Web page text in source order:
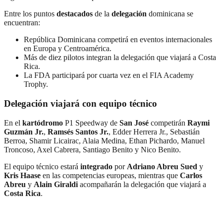
Entre los puntos destacados de la delegación dominicana se
encuentran:
República Dominicana competirá en eventos internacionales
en Europa y Centroamérica.
Más de diez pilotos integran la delegación que viajará a Costa
Rica.
La FDA participará por cuarta vez en el FIA Academy
Trophy.
Delegación viajará con equipo técnico
En el kartódromo P1 Speedway de San José competirán Raymi
Guzmán Jr., Ramsés Santos Jr., Edder Herrera Jr., Sebastián
Berroa, Shamir Licairac, Alaia Medina, Ethan Pichardo, Manuel
Troncoso, Axel Cabrera, Santiago Benito y Nico Benito.
El equipo técnico estará integrado por Adriano Abreu Sued y
Kris Haase en las competencias europeas, mientras que Carlos
Abreu y Alain Giraldi acompañarán la delegación que viajará a
Costa Rica.